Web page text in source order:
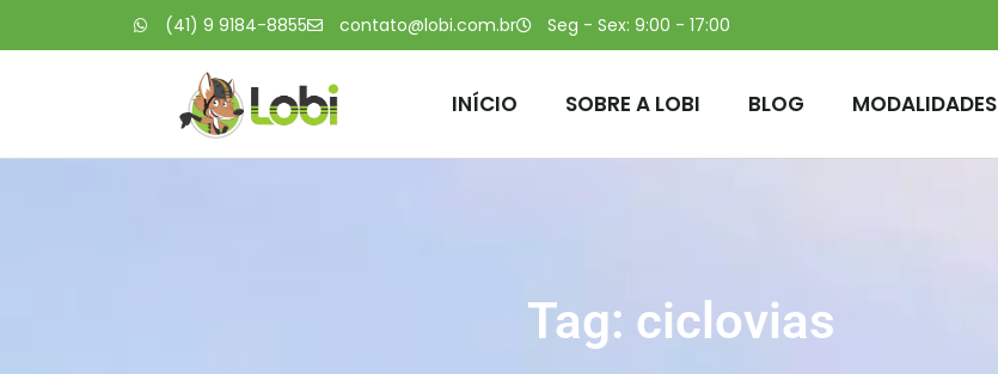
(41) 9 9184-8855 contato@lobi.com.br Seg - Sex: 9:00 - 17:00
INÍCIO SOBRE A LOBI BLOG MODALIDADES
Tag: ciclovias